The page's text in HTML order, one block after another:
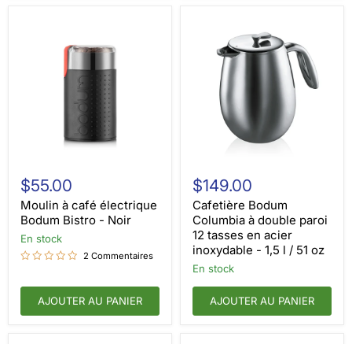
à
café
électrique
Bodum
Bistro
Noir
$55.00
Moulin à café électrique
Bodum Bistro - Noir
en stock
2 Commentaires
AJOUTER AU PANIER
Bodum
Columbia
à
double
paroi
12
tasses
en
inoxydable
1,5
$149.00
Cafetière Bodum
Columbia à double paroi
12 tasses en acier
inoxydable - 1,5 l / 51 oz
en stock
AJOUTER AU PANIER